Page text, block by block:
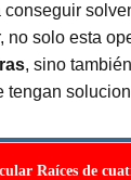
conseguir
no solo esta
, sino
tengan
Raíces de